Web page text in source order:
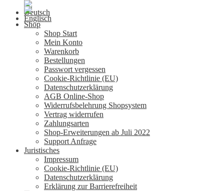
Shop
Shop Start
Mein Konto
Warenkorb
Bestellungen
Passwort vergessen
Cookie-Richtlinie (EU)
Datenschutzerklärung
AGB Online-Shop
Widerrufsbelehrung Shopsystem
Vertrag widerrufen
Zahlungsarten
Shop-Erweiterungen ab Juli 2022
Support Anfrage
Juristisches
Impressum
Cookie-Richtlinie (EU)
Datenschutzerklärung
Erklärung zur Barrierefreiheit